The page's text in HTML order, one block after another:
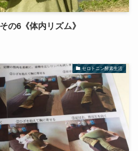
の6《体内リズム》
セロトニン酵素生活